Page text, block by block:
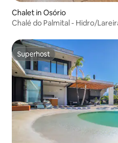
Chalet in Osório
Chalé do Palmital - Hidro/
Superhost
Superhost